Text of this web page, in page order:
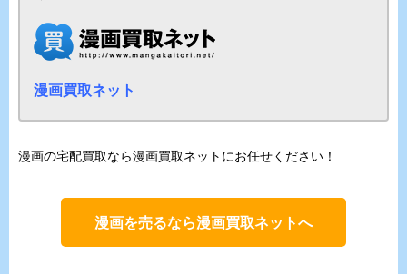
漫画買取ネット
漫画の宅配買取なら漫画買取ネットにお任せください！
漫画を売るなら漫画買取ネットへ